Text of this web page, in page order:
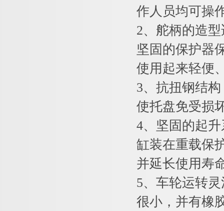
作人员均可操
2、舵柄的造
坚固的保护器
使用起来轻便
3、抗扭钢结
使托盘免受损
4、坚固的起
缸装在重载保
并延长使用寿
5、车轮运转
很小，并有橡